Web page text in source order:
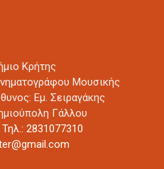
Κρήτης
Μουσικής
Εμ. Σειραγάκης
Γάλλου
Τηλ.: 2831077310